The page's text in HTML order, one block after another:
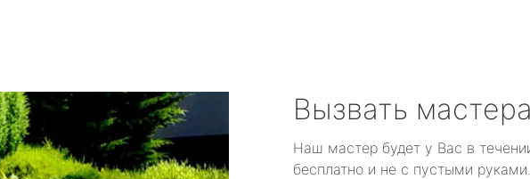
Вызвать мастера
Наш мастер будет у Вас в
бесплатно и не с пустыми